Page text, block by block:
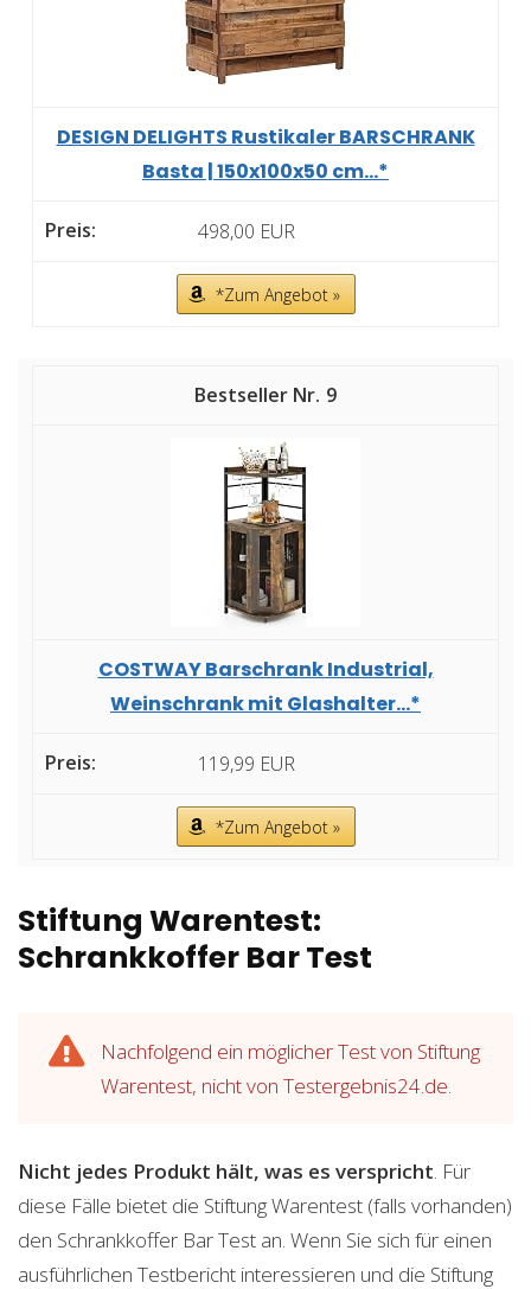
DESIGN DELIGHTS Rustikaler BARSCHRANK
Basta | 150x100x50 cm...*
498,00 EUR
*Zum Angebot »
9
COSTWAY Barschrank Industrial,
Weinschrank mit Glashalter...*
119,99 EUR
*Zum Angebot »
Stiftung Warentest:
Schrankkoffer Bar Test
Nachfolgend ein möglicher Test von Stiftung
Warentest, nicht von Testergebnis24.de.
Nicht jedes Produkt hält, was es verspricht. Für
diese Fälle bietet die Stiftung Warentest (falls vorhanden)
den Schrankkoffer Bar Test an. Wenn Sie sich für einen
ausführlichen Testbericht interessieren und die Stiftung